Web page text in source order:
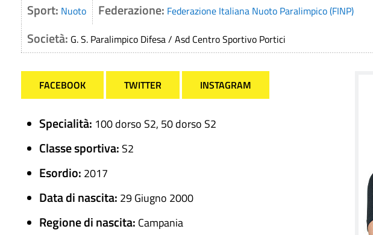
Sport: Nuoto Federazione: Federazione Italiana Nuoto Paralimpico (FINP)
Società: G. S. Paralimpico Difesa / Asd Centro Sportivo Portici
FACEBOOK TWITTER INSTAGRAM
Specialità: 100 dorso S2, 50 dorso S2
Classe sportiva: S2
Esordio: 2017
Data di nascita: 29 Giugno 2000
Regione di nascita: Campania